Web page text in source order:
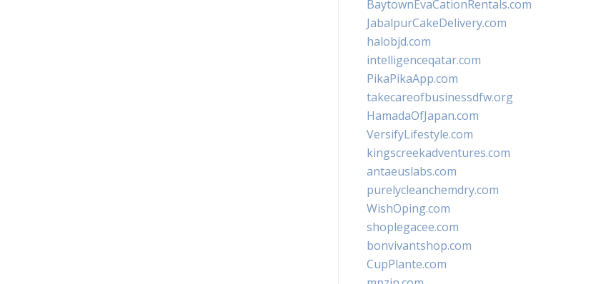
BaytownEvaCationRentals.com
JabalpurCakeDelivery.com
halobjd.com
intelligenceqatar.com
PikaPikaApp.com
takecareofbusinessdfw.org
HamadaOfJapan.com
VersifyLifestyle.com
kingscreekadventures.com
antaeuslabs.com
purelycleanchemdry.com
WishOping.com
shoplegacee.com
bonvivantshop.com
CupPlante.com